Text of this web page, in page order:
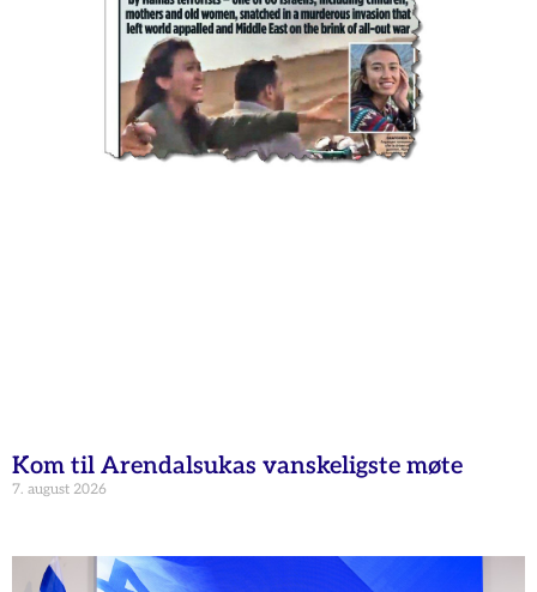
Kom til Arendalsukas vanskeligste møte
7. august 2026